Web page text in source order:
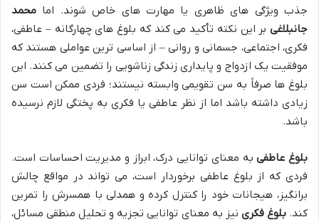
جذب ویژگی های ظاهری یا مهارت های خاص شوند. اما محمد
جانبلاغی بر این نکته تأکید می کند که بلوغ های چهارگانه – عاطفی،
فکری، اجتماعی، جسمانی و روانی – از اساسی ترین عواملی هستند که
موفقیت یک ازدواج و پایداری زندگی زناشویی را تضمین می کنند. این
بلوغ ها صرفاً به سن تقویمی وابسته نیستند؛ فردی ممکن است سن
زیادی داشته باشد اما از نظر عاطفی یا فکری به پختگی لازم نرسیده
باشد.
بلوغ عاطفیبه معنای توانایی درک، ابراز و مدیریت احساسات است.
فردی که از بلوغ عاطفی برخوردار است، می تواند در مواقع چالش
برانگیز، هیجانات خود را کنترل کرده و همدلی با همسرش را تمرین
کند.بلوغ فکری نیز به معنای توانایی تجزیه و تحلیل منطقی مسائل،